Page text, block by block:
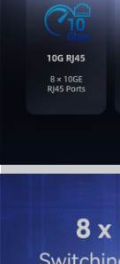
てエンタープラ
的なVLAN間通
ンを可能にしま
ァンの速度を自
稼働下でも安定
5. セキュリテ
IP+MAC+ポー